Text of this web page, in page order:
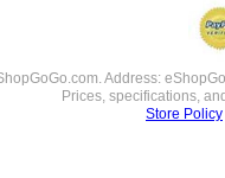
Address:
Prices, specifications,
Store Policy